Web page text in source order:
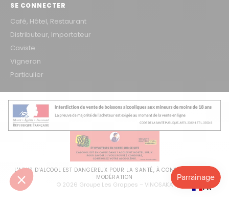
SE CONNECTER
Café, Hôtel, Restaurant
Distributeur, Importateur
Caviste
Vigneron
Particulier
L'ABUS D'ALCOOL EST DANGEREUX POUR LA SANTÉ, À CONSOMMER AVEC
MODÉRATION
© 2026 Groupe Les Grappes – VINOSAKA FR